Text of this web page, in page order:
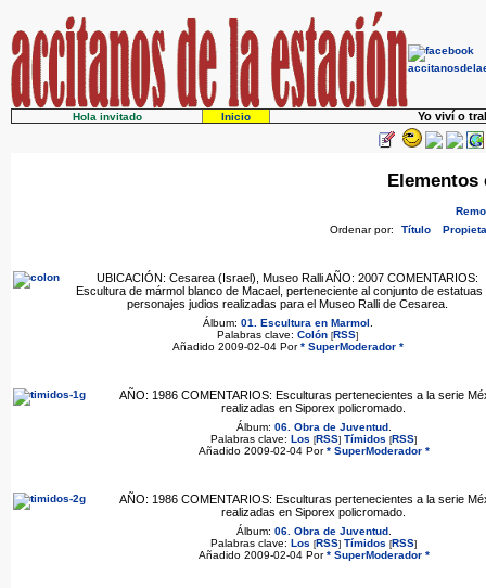
Hola invitado Inicio Yo viví o
Ordenar por:
Título
UBICACIÓN: Cesarea (Israel), Museo Ralli AÑO: 2007 COMENTARIOS:
Escultura de mármol blanco de Macael, perteneciente al conjunto de estatuas
personajes judios realizadas para el Museo Ralli de Cesarea.
Álbum: 01. Escultura en Marmol
Palabras clave: Colón [RSS]
Añadido 2009-02-04 Por* SuperModerador *
AÑO: 1986 COMENTARIOS: Esculturas pertenecientes a la serie
realizadas en Siporex policromado.
Álbum: 06. Obra de Juventud.
Palabras clave: Los [RSS] Tímidos [RSS]
Añadido 2009-02-04 Por* SuperModerador *
AÑO: 1986 COMENTARIOS: Esculturas pertenecientes a la serie
realizadas en Siporex policromado.
Álbum: 06. Obra de Juventud.
Palabras clave: Los [RSS] Tímidos [RSS]
Añadido 2009-02-04 Por* SuperModerador *